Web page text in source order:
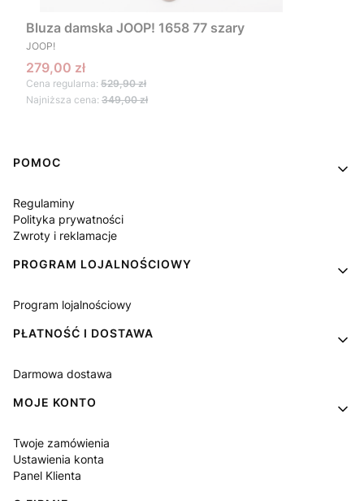
Bluza damska JOOP! 1658 77 szary
PRODUCENT
JOOP!
Cena promocyjna
279,00 zł
Cena regularna: 529,90 zł
Najniższa cena: 349,00 zł
Linki w stopce
POMOC
Regulaminy
Polityka prywatności
Zwroty i reklamacje
PROGRAM LOJALNOŚCIOWY
Program lojalnościowy
PŁATNOŚĆ I DOSTAWA
Darmowa dostawa
MOJE KONTO
Twoje zamówienia
Ustawienia konta
Panel Klienta